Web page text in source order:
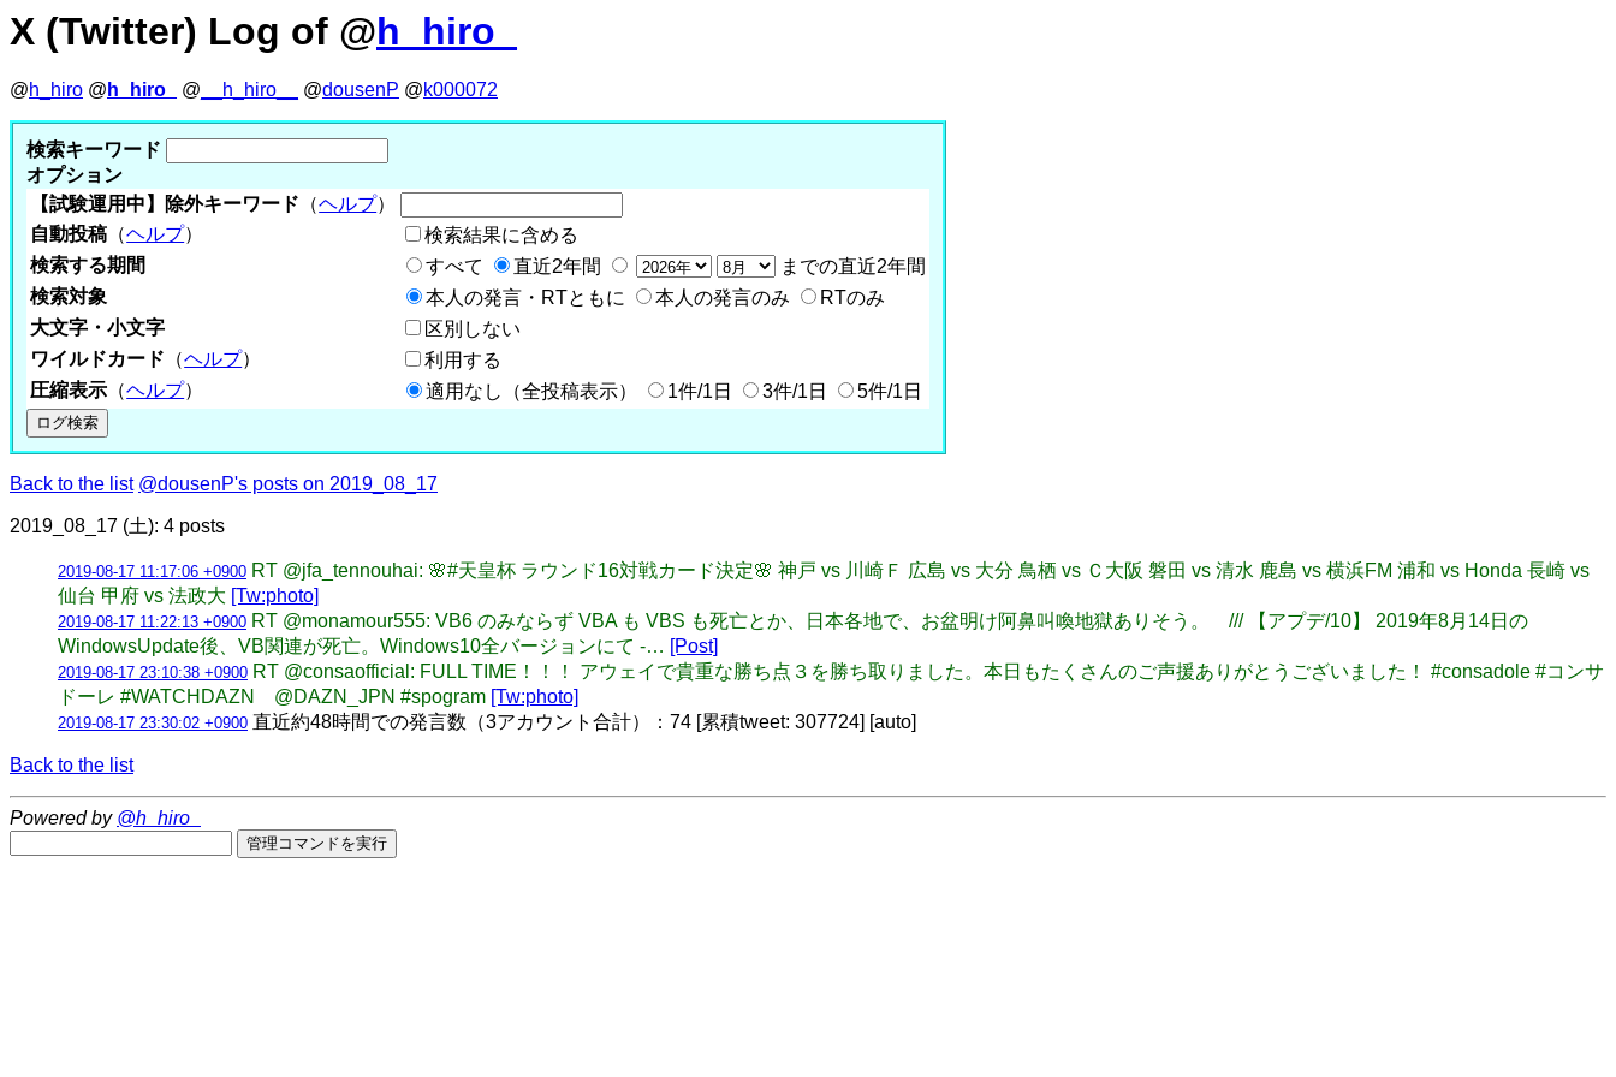
X (Twitter) Log of @h_hiro_
@h_hiro @ h_hiro_ @ __h_hiro__ @dousenP @k000072
検索キーワード
オプション
【試験運用中】除外キーワード （ヘルプ）
自動投稿 （ヘルプ）
検索結果に含める
検索する期間
すべて 直近2年間
までの直近2年間
検索対象
本人の発言・RTともに 本人の発言のみ
RTのみ
大文字・小文字
区別しない
ワイルドカード （ヘルプ）
利用する
圧縮表示 （ヘルプ） 適用なし（全投稿表示） 1件/1日 3件/1日 5件/1日
Back to the list @dousenP's posts on 2019_08_17
2019_08_17 (土): 4 posts
2019-08-17 11:17:06 +0900 RT @jfa_tennouhai: 🌸#天皇杯 ラウンド16対戦カード決定🌸 神戸 vs 川崎Ｆ 広島 vs 大分 鳥栖 vs Ｃ大阪 磐田 vs 清水 鹿島 vs 横浜FM 浦和 vs Honda 長崎 vs
仙台 甲府 vs 法政大 [Tw:photo]
2019-08-17 11:22:13 +0900 RT @monamour555: VB6 のみならず VBA も VBS も死亡とか、日本各地で、お盆明け阿鼻叫喚地獄ありそう。 /// 【アプデ/10】 2019年8月14日の
WindowsUpdate後、VB関連が死亡。Windows10全バージョンにて -… [Post]
2019-08-17 23:10:38 +0900 RT @consaofficial: FULL TIME！！！ アウェイで貴重な勝ち点３を勝ち取りました。本日もたくさんのご声援ありがとうございました！ #consadole #コンサ
ドーレ #WATCHDAZN @DAZN_JPN #spogram [Tw:photo]
2019-08-17 23:30:02 +0900 直近約48時間での発言数（3アカウント合計）：74 [累積tweet: 307724] [auto]
Back to the list
Powered by @h_hiro_